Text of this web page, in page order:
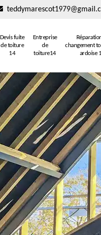
Devis fuite
de toiture
14
Entreprise
de
toiture14
changement
ardoise